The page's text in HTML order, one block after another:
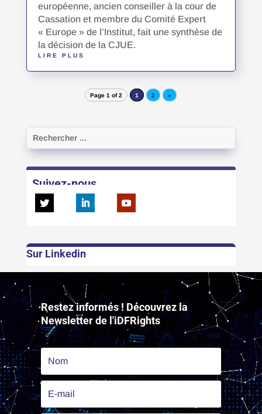
européenne, ancien conseiller à la cour de
Cassation et membre du Comité Expert
« Europe » de l’Institut, fait une synthèse de
la décision de la CJUE.
LIRE PLUS
Page 1 of 2 1 2 »
Suivez-nous
Sur Linkedin
Restez informés ! Découvrez la
Newsletter de l'iDFRights